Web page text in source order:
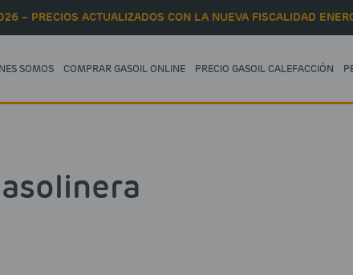
– PRECIOS ACTUALIZADOS CON LA NUEVA FISCALIDAD
SOMOS COMPRAR GASOIL ONLINE PRECIO GASOIL CALEFACCIÓN